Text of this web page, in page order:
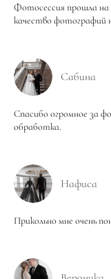
Фотосессия прошла на
качество
Сабина
Спасибо огромное за
обработка.
Нафиса
Прикольно мне очень